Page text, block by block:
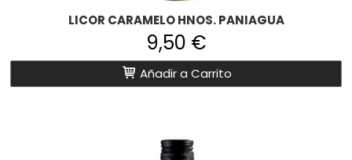
LICOR CARAMELO HNOS. PANIAGUA
9,50 €
Añadir a Carrito